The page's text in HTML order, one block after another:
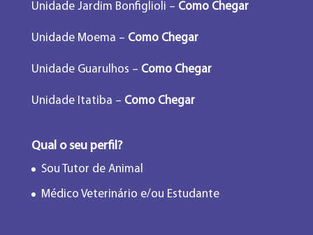
Unidade Jardim Bonfiglioli – Como Chegar
Unidade Moema – Como Chegar
Unidade Guarulhos – Como Chegar
Unidade Itatiba – Como Chegar
Qual o seu perfil?
Sou Tutor de Animal
Médico Veterinário e/ou Estudante